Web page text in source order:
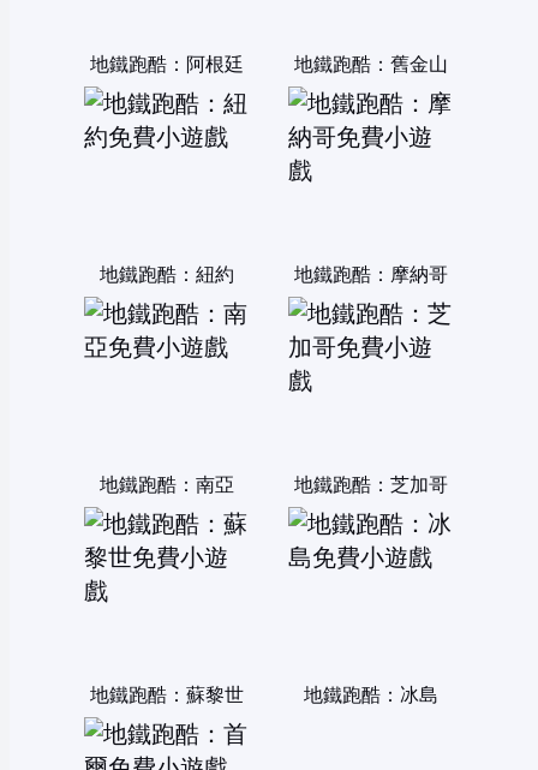
地鐵跑酷：阿根廷 地鐵跑酷：舊金山
地鐵跑酷：紐約 地鐵跑酷：摩納哥
地鐵跑酷：南亞 地鐵跑酷：芝加哥
地鐵跑酷：蘇黎世 地鐵跑酷：冰島